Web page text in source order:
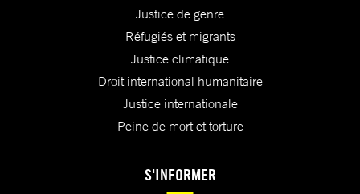
Justice de genre
Réfugiés et migrants
Justice climatique
Droit international humanitaire
Justice internationale
Peine de mort et torture
S'INFORMER